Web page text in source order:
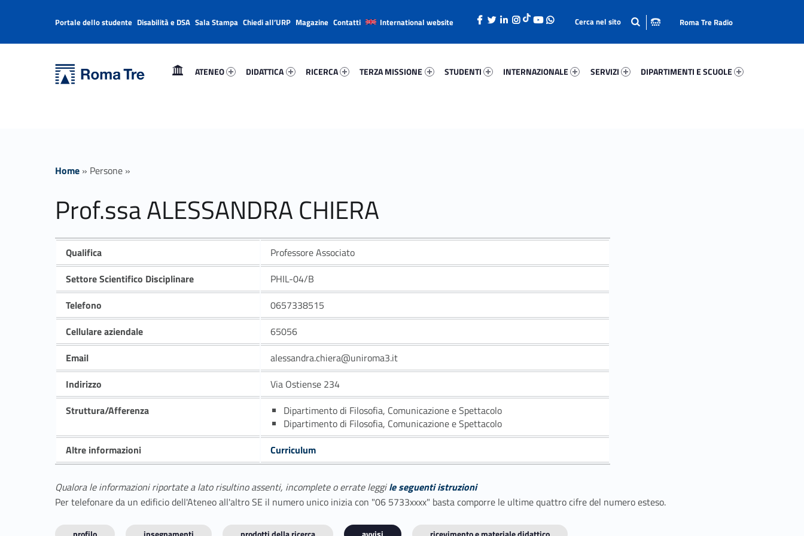
Prof.ssa ALESSANDRA CHIERA - Università Roma Tre
ATENEO
DIDATTICA
RICERCA
TERZA MISSIONE
STUDENTI
INTERNAZIONALE
SERVIZI
DIPARTIMENTI E SCUOLE
Header info sidebar
Portale dello studente Disabilità e DSA Sala Stampa Chiedi all’URP Magazine Contatti International website Roma Tre Radio
Home » Persone »
Prof.ssa ALESSANDRA CHIERA
Qualifica
Professore Associato
Settore Scientifico Disciplinare
PHIL-04/B
Telefono
0657338515
Cellulare aziendale
65056
Email
alessandra.chiera@uniroma3.it
Indirizzo
Via Ostiense 234
Struttura/Afferenza
Dipartimento di Filosofia, Comunicazione e Spettacolo
Dipartimento di Filosofia, Comunicazione e Spettacolo
Altre informazioni
Curriculum
Qualora le informazioni riportate a lato risultino assenti, incomplete o errate leggile seguenti istruzioni
Per telefonare da un edificio dell'Ateneo all'altro SE il numero unico inizia con "06 5733xxxx" basta comporre le ultime quattro cifre del numero esteso.